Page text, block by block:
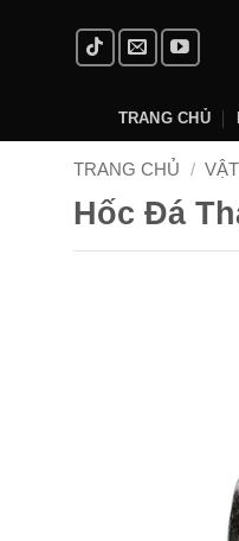
TRANG CHỦ
TRANG CHỦ /
Hốc Đá